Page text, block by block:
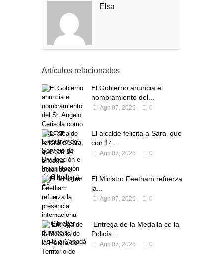
Elsa
Artículos relacionados
El Gobierno anuncia el
nombramiento del...
Ago 07, 2026 0
El alcalde felicita a Sara, que
con 14...
Ago 07, 2026 0
El Ministro Feetham refuerza
la...
Ago 07, 2026 0
Entrega de la Medalla de la
Policía...
Ago 07, 2026 0